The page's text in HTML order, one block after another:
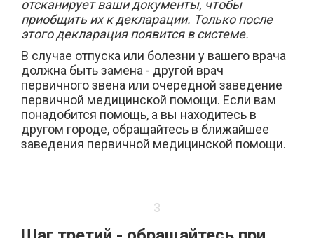
отсканирует ваши документы, чтобы
приобщить их к декларации. Только после
этого декларация появится в системе.
В случае отпуска или болезни у вашего врача
должна быть замена - другой врач
первичного звена или очередной заведение
первичной медицинской помощи. Если вам
понадобится помощь, а вы находитесь в
другом городе, обращайтесь в ближайшее
заведения первичной медицинской помощи.
3